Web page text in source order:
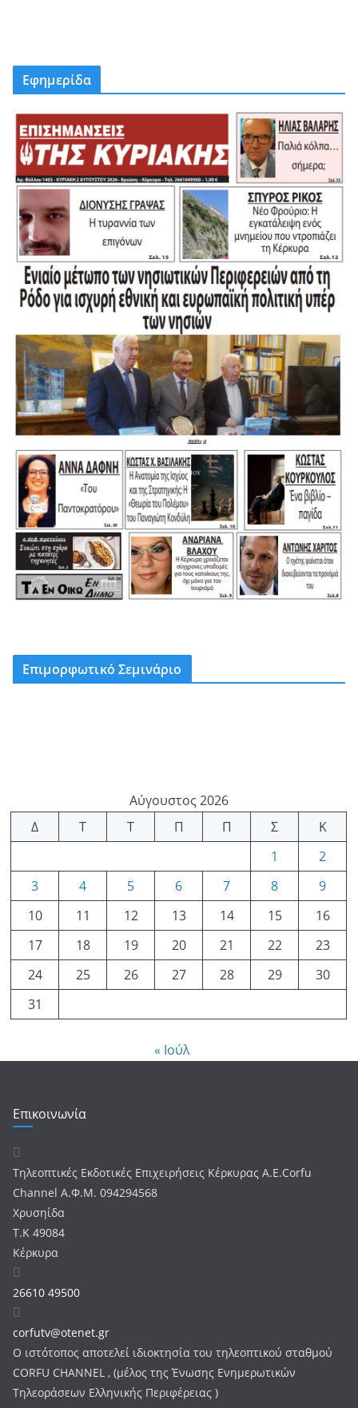
Εφημερίδα
Επιμορφωτικό Σεμινάριο
Αύγουστος 2026
Δ
Τ Τ Π Π Σ
Κ
1
2
3
4 5 6 7 8
9
10
11 12 13 14 15
16
17
18 19 20 21 22
23
24
25 26 27 28 29
30
31
« Ιούλ
Επικοινωνία
Τηλεοπτικές Εκδοτικές Επιχειρήσεις Κέρκυρας Α.Ε.Corfu
Channel Α.Φ.Μ. 094294568
Χρυσηίδα
Τ.Κ 49084
Κέρκυρα
26610 49500
corfutv@otenet.gr
Ο ιστότοπος αποτελεί ιδιοκτησία του τηλεοπτικού σταθμού
CORFU CHANNEL , (μέλος της Ένωσης Ενημερωτικών
Τηλεοράσεων Ελληνικής Περιφέρειας )